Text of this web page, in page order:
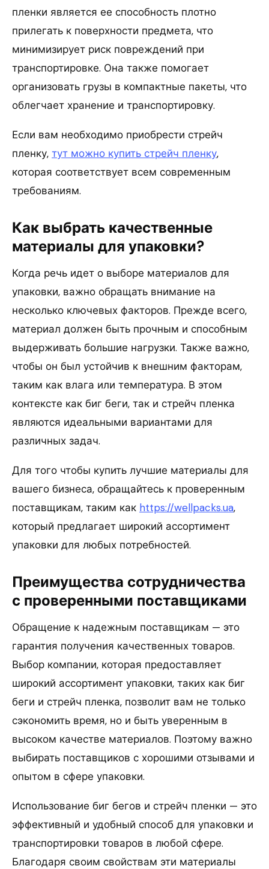
пленки является ее способность плотно
прилегать к поверхности предмета, что
минимизирует риск повреждений при
транспортировке. Она также помогает
организовать грузы в компактные пакеты, что
облегчает хранение и транспортировку.
Если вам необходимо приобрести стрейч
пленку, тут можно купить стрейч пленку,
которая соответствует всем современным
требованиям.
Как выбрать качественные
материалы для упаковки?
Когда речь идет о выборе материалов для
упаковки, важно обращать внимание на
несколько ключевых факторов. Прежде всего,
материал должен быть прочным и способным
выдерживать большие нагрузки. Также важно,
чтобы он был устойчив к внешним факторам,
таким как влага или температура. В этом
контексте как биг беги, так и стрейч пленка
являются идеальными вариантами для
различных задач.
Для того чтобы купить лучшие материалы для
вашего бизнеса, обращайтесь к проверенным
поставщикам, таким как https://wellpacks.ua,
который предлагает широкий ассортимент
упаковки для любых потребностей.
Преимущества сотрудничества
с проверенными поставщиками
Обращение к надежным поставщикам — это
гарантия получения качественных товаров.
Выбор компании, которая предоставляет
широкий ассортимент упаковки, таких как биг
беги и стрейч пленка, позволит вам не только
сэкономить время, но и быть уверенным в
высоком качестве материалов. Поэтому важно
выбирать поставщиков с хорошими отзывами и
опытом в сфере упаковки.
Использование биг бегов и стрейч пленки — это
эффективный и удобный способ для упаковки и
транспортировки товаров в любой сфере.
Благодаря своим свойствам эти материалы